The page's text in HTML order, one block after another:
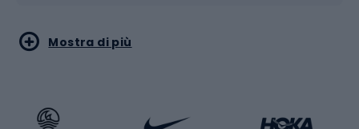
Sport acquatici
Sport di arti marziali
Mostra di più